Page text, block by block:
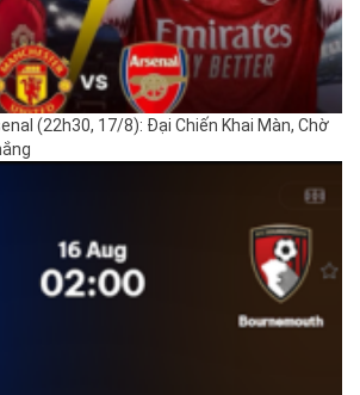
(22h30, 17/8): Đại Chiến Khai Màn, Chờ